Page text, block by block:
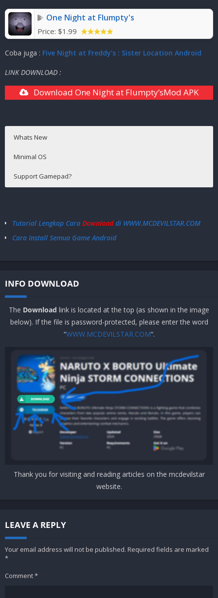
One Night at Flumpty's
Price: $1.99
Coba juga : Five Night at Freddy’s : Sister Location Android
LINK DOWNLOAD :
Download One Night at Flumpty’sMod APK
Whats New
Minimal OS
Support Gamepad?
Tutorial Lengkap Cara Downloaddi WWW.MCDEVILSTAR.COM
Cara Install Semua Game Android
INFO DOWNLOAD
The Download link is located at the top (as shown in the image
below). If the file is password-protected, please enter the word
“WWW.MCDEVILSTAR.COM“.
Thank you for visiting and reading articles on the mcdevilstar
website.
LEAVE A REPLY
Your email address will not be published. Required fields are marked
*
Comment*